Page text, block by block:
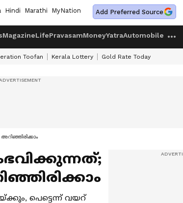
Hindi Marathi MyNation Add Preferred Source
MagazineLifePravasamMoneyYatraAutomobile
Toofan Kerala Lottery Gold Rate Today
പെട്ടെന്ന് വയറ്